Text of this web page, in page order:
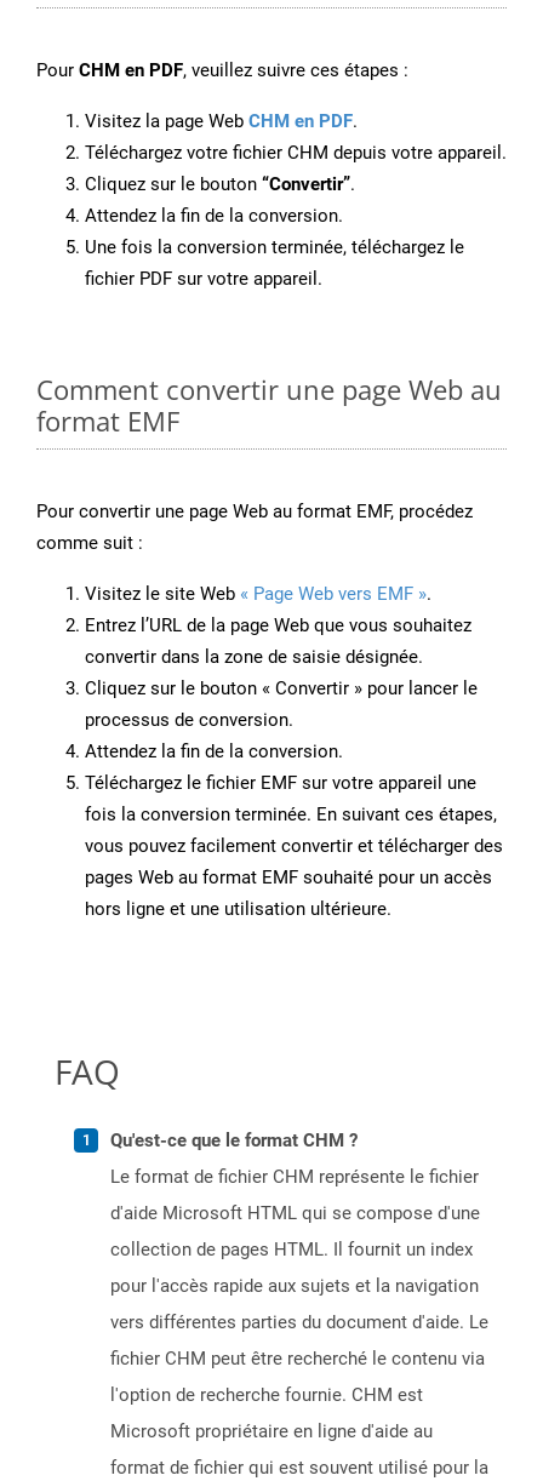
Pour CHM en PDF, veuillez suivre ces étapes :
Visitez la page Web CHM en PDF.
Téléchargez votre fichier CHM depuis votre appareil.
Cliquez sur le bouton “Convertir”.
Attendez la fin de la conversion.
Une fois la conversion terminée, téléchargez le
fichier PDF sur votre appareil.
Comment convertir une page Web au
format EMF
Pour convertir une page Web au format EMF, procédez
comme suit :
Visitez le site Web « Page Web vers EMF ».
Entrez l’URL de la page Web que vous souhaitez
convertir dans la zone de saisie désignée.
Cliquez sur le bouton « Convertir » pour lancer le
processus de conversion.
Attendez la fin de la conversion.
Téléchargez le fichier EMF sur votre appareil une
fois la conversion terminée. En suivant ces étapes,
vous pouvez facilement convertir et télécharger des
pages Web au format EMF souhaité pour un accès
hors ligne et une utilisation ultérieure.
FAQ
Qu'est-ce que le format CHM ?
Le format de fichier CHM représente le fichier
d'aide Microsoft HTML qui se compose d'une
collection de pages HTML. Il fournit un index
pour l'accès rapide aux sujets et la navigation
vers différentes parties du document d'aide. Le
fichier CHM peut être recherché le contenu via
l'option de recherche fournie. CHM est
Microsoft propriétaire en ligne d'aide au
format de fichier qui est souvent utilisé pour la